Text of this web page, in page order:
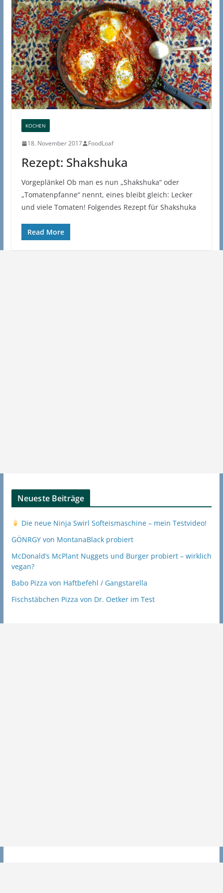
KOCHEN
18. November 2017 FoodLoaf
Rezept: Shakshuka
Vorgeplänkel Ob man es nun „Shakshuka“ oder
„Tomatenpfanne“ nennt, eines bleibt gleich: Lecker
und viele Tomaten! Folgendes Rezept für Shakshuka
Read More
Neueste Beiträge
Die neue Ninja Swirl Softeismaschine – mein Testvideo!
GÖNRGY von MontanaBlack probiert
McDonald’s McPlant Nuggets und Burger probiert – wirklich
vegan?
Babo Pizza von Haftbefehl / Gangstarella
Fischstäbchen Pizza von Dr. Oetker im Test